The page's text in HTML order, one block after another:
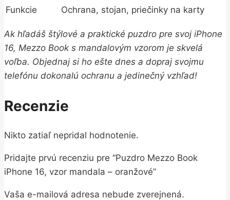
Funkcie
Ochrana, stojan, priečinky na karty
Ak hľadáš štýlové a praktické puzdro pre svoj iPhone
16, Mezzo Book s mandalovým vzorom je skvelá
voľba. Objednaj si ho ešte dnes a dopraj svojmu
telefónu dokonalú ochranu a jedinečný vzhľad!
Recenzie
Nikto zatiaľ nepridal hodnotenie.
Pridajte prvú recenziu pre “Puzdro Mezzo Book
iPhone 16, vzor mandala – oranžové”
Vaša e-mailová adresa nebude zverejnená.